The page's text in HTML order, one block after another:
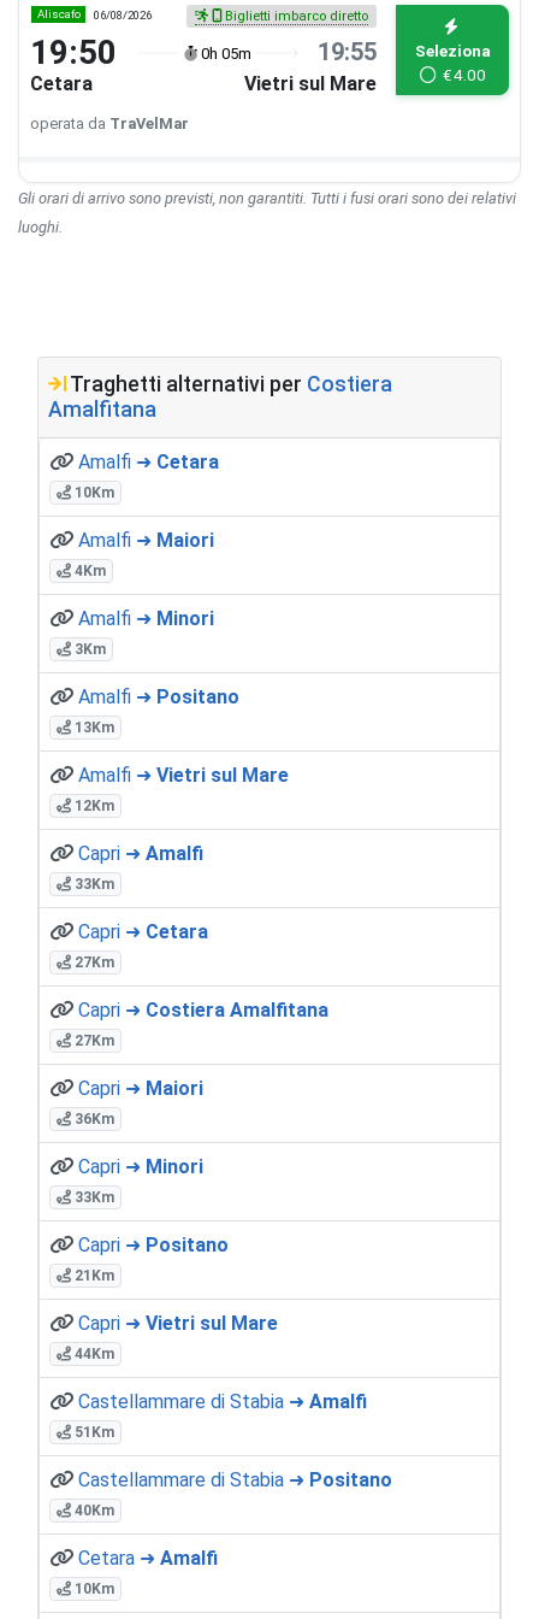
Aliscafo 06/08/2026 Biglietti imbarco diretto
19:50 0h 05m 19:55
Cetara Vietri sul Mare
Seleziona
€4.00
operata da TraVelMar
Gli orari di arrivo sono previsti, non garantiti. Tutti i fusi orari sono dei relativi
luoghi.
Traghetti alternativi per Costiera
Amalfitana
Amalfi ➜ Cetara
10Km
Amalfi ➜ Maiori
4Km
Amalfi ➜ Minori
3Km
Amalfi ➜ Positano
13Km
Amalfi ➜ Vietri sul Mare
12Km
Capri ➜ Amalfi
33Km
Capri ➜ Cetara
27Km
Capri ➜ Costiera Amalfitana
27Km
Capri ➜ Maiori
36Km
Capri ➜ Minori
33Km
Capri ➜ Positano
21Km
Capri ➜ Vietri sul Mare
44Km
Castellammare di Stabia ➜ Amalfi
51Km
Castellammare di Stabia ➜ Positano
40Km
Cetara ➜ Amalfi
10Km